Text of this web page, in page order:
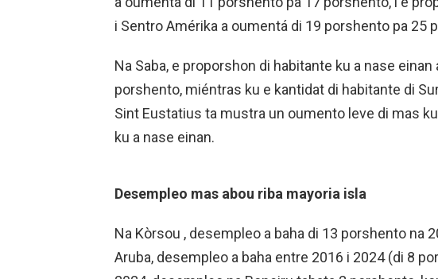
i Sentro Amérika a oumentá di 19 porshento pa 25
Na Saba, e proporshon di habitante ku a nase
porshento, miéntras ku e kantidat di habitante di
Sint Eustatius ta mustra un oumento leve di mas
ku a nase einan.
Desempleo mas abou riba mayoria isla
Na Kòrsou , desempleo a baha di 13 porshento na
Aruba, desempleo a baha entre 2016 i 2024 (di 8